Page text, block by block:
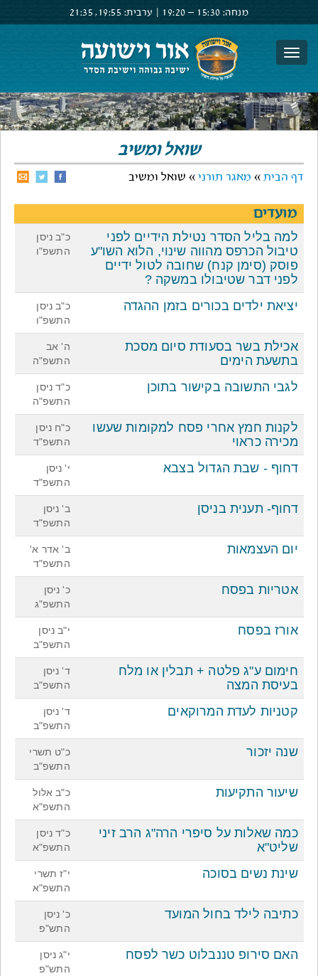
מנחה: 15:30 –
19:20 ערבית: 19:55,
21:35
שואל ומשיב
דף הבית » מאגר תורני » שואל ומשיב
מועדים
למה בליל הסדר נטילת הידיים לפני
טיבול הכרפס מהווה שינוי, הלוא השו"ע
פוסק (סימן קנח) שחובה לטול ידיים
לפני דבר שטיבולו במשקה ?
כ"ב ניסן
התשפ"ו
יציאת ילדים בכורים בזמן ההגדה
כ"ב ניסן
התשפ"ו
אכילת בשר בסעודת סיום מסכת
בתשעת הימים
ה' אב
התשפ"ה
לגבי התשובה בקישור בתוכן
כ"ד ניסן
התשפ"ה
לקנות חמץ אחרי פסח למקומות שעשו
מכירה כראוי
כ"ח ניסן
התשפ"ד
דחוף - שבת הגדול בצבא
י' ניסן
התשפ"ד
דחוף- תענית בניסן
ב' ניסן
התשפ"ד
יום העצמאות
ב' אדר א'
התשפ"ד
אטריות בפסח
כ' ניסן
התשפ"ג
אורז בפסח
י"ב ניסן
התשפ"ב
חימום ע"ג פלטה + תבלין או מלח
בעיסת המצה
ד' ניסן
התשפ"ב
קטניות לעדת המרוקאים
ד' ניסן
התשפ"ב
שנה יזכור
כ"ט תשרי
התשפ"ב
שיעור התקיעות
כ"ב אלול
התשפ"א
כמה שאלות על סיפרי הרה"ג הרב זיני
שליט"א
כ"ד ניסן
התשפ"א
שינת נשים בסוכה
י"ז תשרי
התשפ"א
כתיבה לילד בחול המועד
כ' ניסן
התש"פ
האם סירופ טננבלוט כשר לפסח
י"ג ניסן
התש"פ